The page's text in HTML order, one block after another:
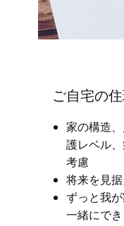
ご自宅の
家の構造
護レベル
考慮
将来を見
ずっと我
一緒にで